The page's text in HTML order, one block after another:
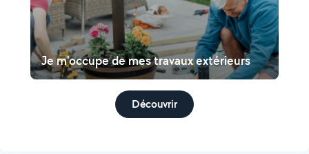
Je m'occupe de mes travaux extérieurs
Découvrir